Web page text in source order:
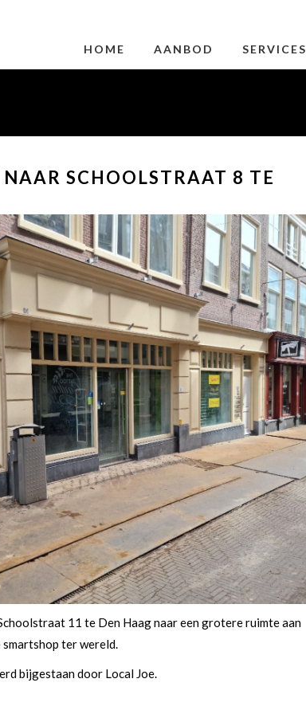
HOME
AANBOD SERVICES
SCHOOLSTRAAT 8 TE
11 te Den Haag naar een grotere ruimte aan
ter wereld.
bijgestaan door Local Joe.